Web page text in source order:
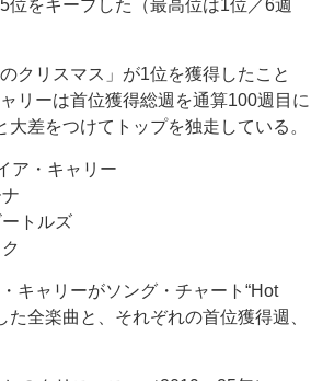
位をキープした（最高位は1位／6週
クリスマス」が1位を獲得したこと
リーは首位獲得総週を通算100週目に
大差をつけてトップを独走している。
ア・キャリー
ートルズ
キャリーがソング・チャート“Hot
た全楽曲と、それぞれの首位獲得週、